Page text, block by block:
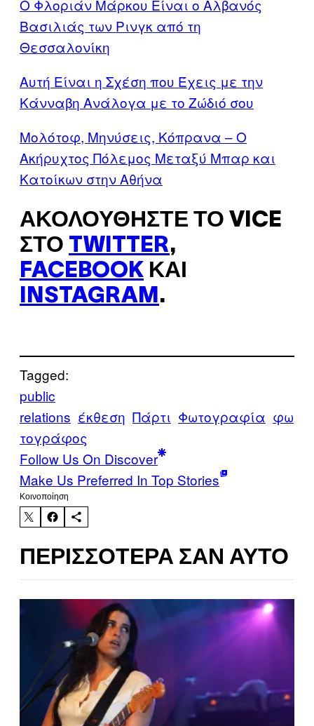
Ο Φλοριάν Μάρκου Eίναι ο Αλβανός
Βασιλιάς των Ρινγκ από τη
Θεσσαλονίκη
Αυτή Είναι η Σχέση που Έχεις με την
Κάνναβη Ανάλογα με το Ζώδιό σου
Μολότοφ, Μηνύσεις, Κόπρανα – Ο
Ακήρυχτος Πόλεμος Μεταξύ Μπαρ και
Κατοίκων στην Αθήνα
ΑΚΟΛΟΥΘΉΣΤΕ ΤΟ VICE
ΣΤΟ TWITTER,
FACEBOOK ΚΑΙ
INSTAGRAM .
Tagged:
public
relations έκθεση Πάρτι Φωτογραφία φω
τογράφος
Follow Us On Discover
Make Us Preferred In Top Stories
Kοινοποίηση
ΠΕΡΙΣΣΌΤΕΡΑ ΣΑΝ ΑΥΤΌ